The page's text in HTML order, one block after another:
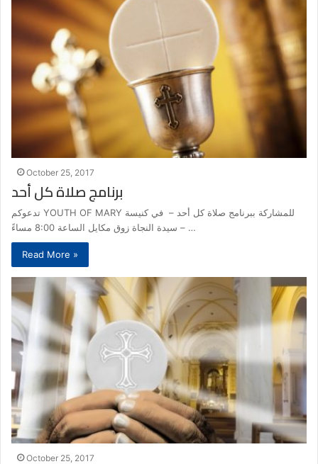
October 25, 2017
برنامج صلاة كل أحد
تدعوكم YOUTH OF MARY للمشاركة ببرنامج صلاة كل أحد – في كنيسة
سيدة النجاة زوق مكايل الساعة 8:00 مساءً – …
Read More »
October 25, 2017